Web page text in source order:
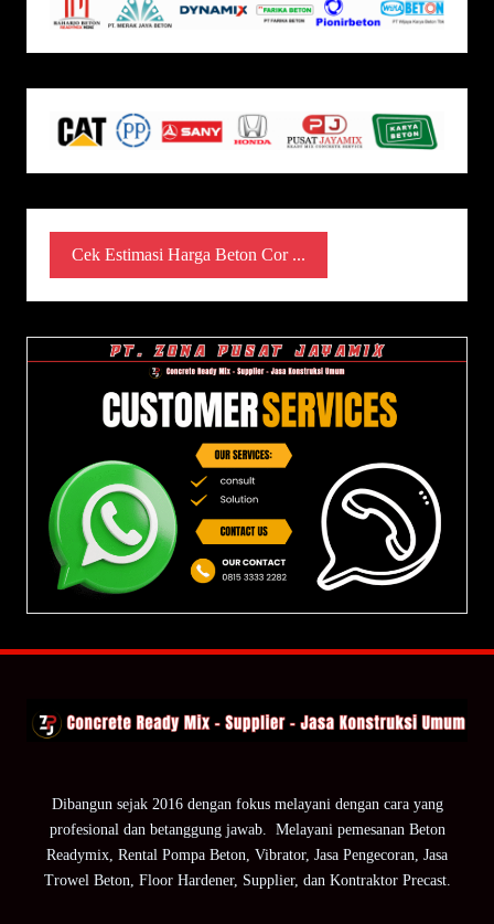
Cek Estimasi Harga Beton Cor ...
Dibangun sejak 2016 dengan fokus melayani dengan cara yang
profesional dan betanggung jawab. Melayani pemesanan Beton
Readymix, Rental Pompa Beton, Vibrator, Jasa Pengecoran, Jasa
Trowel Beton, Floor Hardener, Supplier, dan Kontraktor Precast.